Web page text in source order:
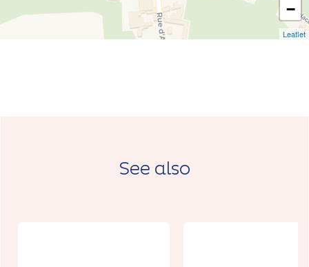
−
Leaflet
See also